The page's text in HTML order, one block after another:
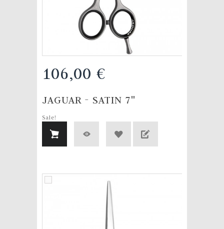
106,00 €
JAGUAR - SATIN 7"
Sale!